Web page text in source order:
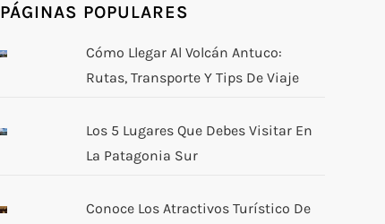
PÁGINAS POPULARES
Cómo Llegar Al Volcán Antuco:
Rutas, Transporte Y Tips De Viaje
Los 5 Lugares Que Debes Visitar En
La Patagonia Sur
Conoce Los Atractivos Turístico De